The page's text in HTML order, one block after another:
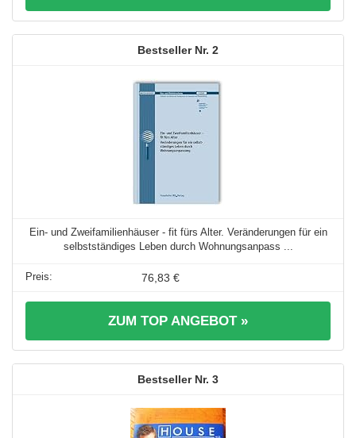
2
Ein- und Zweifamilienhäuser - fit fürs Alter. Veränderungen für ein
selbstständiges Leben durch Wohnungsanpass ...
76,83 €
ZUM TOP ANGEBOT »
3